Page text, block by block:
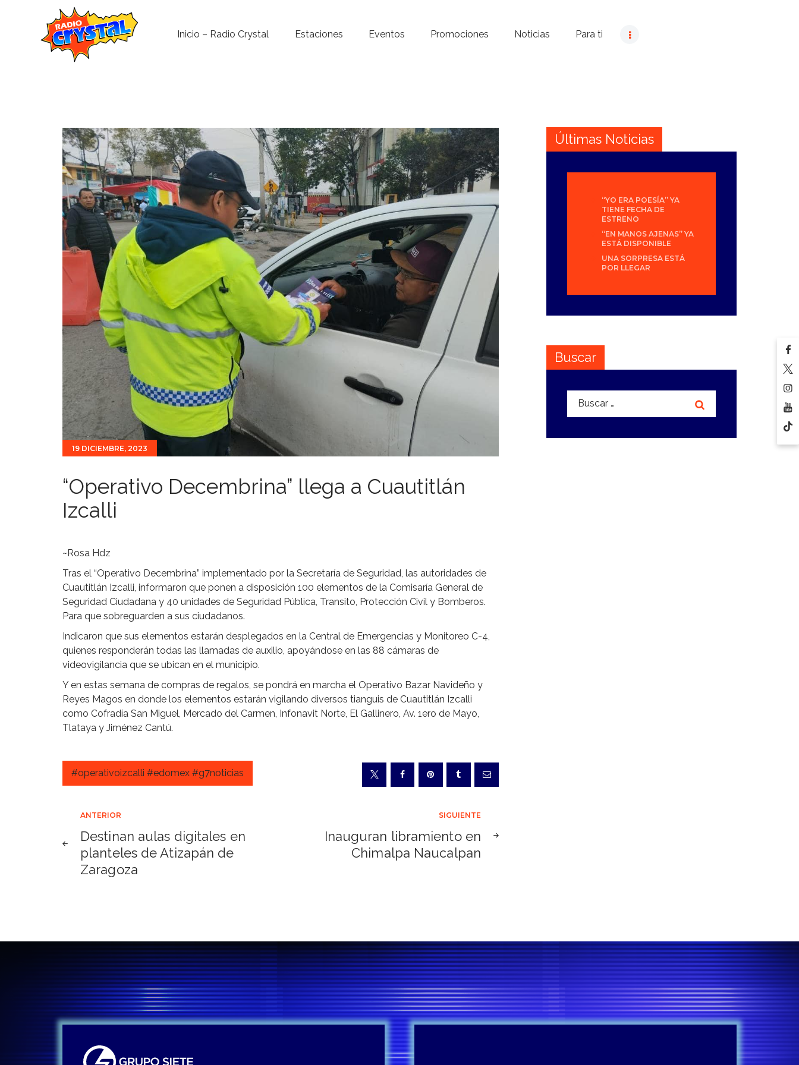
Inicio – Radio Crystal Estaciones Eventos Promociones Noticias Para ti
Noticias
Para ti
Contacto
19 DICIEMBRE, 2023
“Operativo Decembrina” llega a Cuautitlán
Izcalli
~Rosa Hdz
Tras el “Operativo Decembrina” implementado por la Secretaría de Seguridad, las autoridades de
Cuautitlán Izcalli, informaron que ponen a disposición 100 elementos de la Comisaría General de
Seguridad Ciudadana y 40 unidades de Seguridad Pública, Transito, Protección Civil y Bomberos.
Para que sobreguarden a sus ciudadanos.
Indicaron que sus elementos estarán desplegados en la Central de Emergencias y Monitoreo C-4,
quienes responderán todas las llamadas de auxilio, apoyándose en las 88 cámaras de
videovigilancia que se ubican en el municipio.
Y en estas semana de compras de regalos, se pondrá en marcha el Operativo Bazar Navideño y
Reyes Magos en donde los elementos estarán vigilando diversos tianguis de Cuautitlán Izcalli
como Cofradía San Miguel, Mercado del Carmen, Infonavit Norte, El Gallinero, Av. 1ero de Mayo,
Tlataya y Jiménez Cantú.
#operativoizcalli #edomex #g7noticias
Navegación
de
entradas
ANTERIOR
Destinan aulas digitales en
planteles de Atizapán de
Zaragoza
SIGUIENTE
Inauguran libramiento en
Chimalpa Naucalpan
Últimas Noticias
“YO ERA POESÍA” YA
TIENE FECHA DE
ESTRENO
“EN MANOS AJENAS” YA
ESTÁ DISPONIBLE
UNA SORPRESA ESTÁ
POR LLEGAR
Buscar
Buscar: